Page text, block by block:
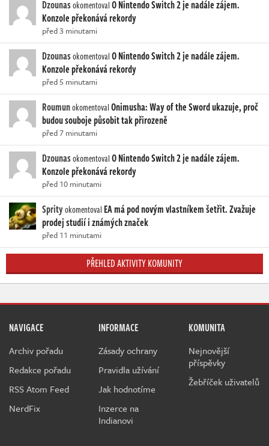
DzounasokomentovalO Nintendo Switch 2 je nadále zájem.
Konzole překonává rekordy
před 3 minutami
DzounasokomentovalO Nintendo Switch 2 je nadále zájem.
Konzole překonává rekordy
před 5 minutami
RoumunokomentovalOnimusha: Way of the Sword ukazuje, proč
budou souboje působit tak přirozeně
před 7 minutami
DzounasokomentovalO Nintendo Switch 2 je nadále zájem.
Konzole překonává rekordy
před 10 minutami
Sprityokomentoval EA má pod novým vlastníkem šetřit. Zvažuje
prodej studií i známých značek
před 11 minutami
PŘEHLED AKTIVITY KOMUNITY
NAVIGACE
Archiv pořadu
Redakce pořadu
RSS Atom Feed
NerdFix
INFORMACE
Zásady ochrany
Pravidla užívání
Jak hodnotíme
Inzerce na
Indianovi
KOMUNITA
Nejnovější
příspěvky
Žebříček uživatelů